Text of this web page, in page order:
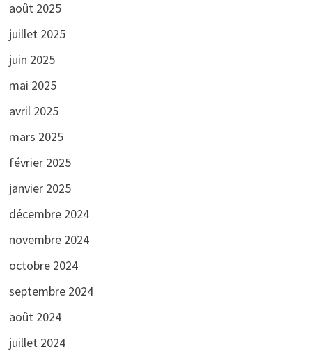
août 2025
juillet 2025
juin 2025
mai 2025
avril 2025
mars 2025
février 2025
janvier 2025
décembre 2024
novembre 2024
octobre 2024
septembre 2024
août 2024
juillet 2024